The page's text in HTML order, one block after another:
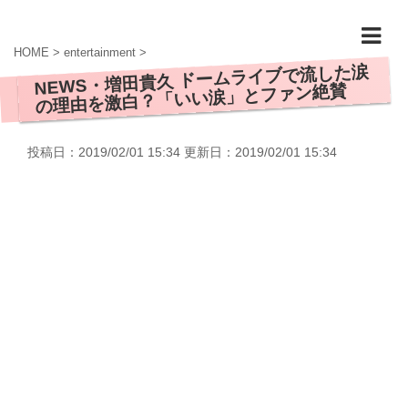
HOME > entertainment >
NEWS・増田貴久 ドームライブで流した涙
の理由を激白？「いい涙」とファン絶賛
投稿日：2019/02/01 15:34 更新日： 2019/02/01 15:34